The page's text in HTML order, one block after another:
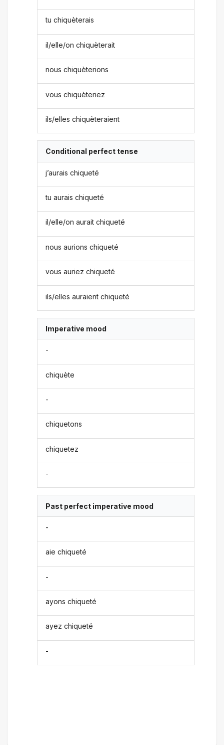
tu chiquèterais
il/elle/on chiquèterait
nous chiquèterions
vous chiquèteriez
ils/elles chiquèteraient
Conditional perfect tense
j’aurais chiqueté
tu aurais chiqueté
il/elle/on aurait chiqueté
nous aurions chiqueté
vous auriez chiqueté
ils/elles auraient chiqueté
Imperative mood
-
chiquète
-
chiquetons
chiquetez
-
Past perfect imperative mood
-
aie chiqueté
-
ayons chiqueté
ayez chiqueté
-